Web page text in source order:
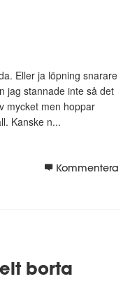
Eller ja löpning snarare
jag stannade inte så det
mycket men hoppar
Kanske n...
Kommentera
borta